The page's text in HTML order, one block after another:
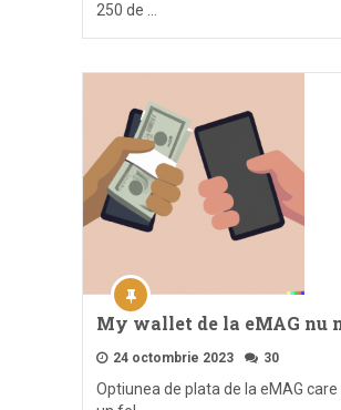
250 de …
My wallet de la eMAG nu
24 octombrie 2023 30
Optiunea de plata de la eMAG